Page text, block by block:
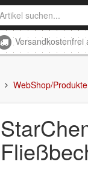
Versandkostenfrei
WebShop/Produkte